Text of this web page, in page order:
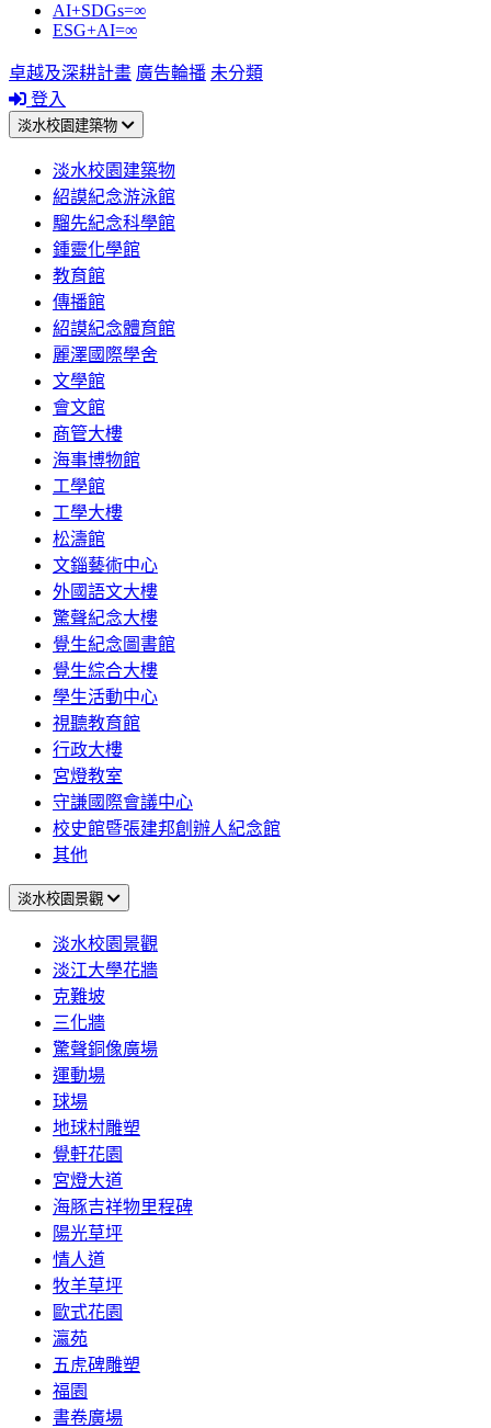
AI+SDGs=∞
ESG+AI=∞
卓越及深耕計畫 廣告輪播 未分類
登入
淡水校園建築物
淡水校園建築物
紹謨紀念游泳館
騮先紀念科學館
鍾靈化學館
教育館
傳播館
紹謨紀念體育館
麗澤國際學舍
文學館
會文館
商管大樓
海事博物館
工學館
工學大樓
松濤館
文錙藝術中心
外國語文大樓
驚聲紀念大樓
覺生紀念圖書館
覺生綜合大樓
學生活動中心
視聽教育館
行政大樓
宮燈教室
守謙國際會議中心
校史館暨張建邦創辦人紀念館
其他
淡水校園景觀
淡水校園景觀
淡江大學花牆
克難坡
三化牆
驚聲銅像廣場
運動場
球場
地球村雕塑
覺軒花園
宮燈大道
海豚吉祥物里程碑
陽光草坪
情人道
牧羊草坪
歐式花園
瀛苑
五虎碑雕塑
福園
書卷廣場